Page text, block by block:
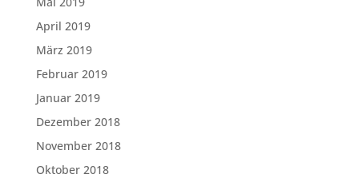
April 2019
März 2019
Februar 2019
Januar 2019
Dezember 2018
November 2018
Oktober 2018